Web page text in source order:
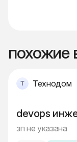
похожие
Технодом
devops
зп не указана